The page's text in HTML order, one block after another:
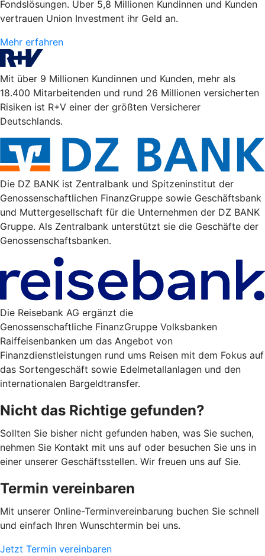
Fondslösungen. Über 5,8 Millionen Kundinnen und Kunden
vertrauen Union Investment ihr Geld an.
Mehr erfahren
Mit über 9 Millionen Kundinnen und Kunden, mehr als
18.400 Mitarbeitenden und rund 26 Millionen versicherten
Risiken ist R+V einer der größten Versicherer
Deutschlands.
Die DZ BANK ist Zentralbank und Spitzeninstitut der
Genossenschaftlichen FinanzGruppe sowie Geschäftsbank
und Muttergesellschaft für die Unternehmen der DZ BANK
Gruppe. Als Zentralbank unterstützt sie die Geschäfte der
Genossenschaftsbanken.
Die Reisebank AG ergänzt die
Genossenschaftliche FinanzGruppe Volksbanken
Raiffeisenbanken um das Angebot von
Finanzdienstleistungen rund ums Reisen mit dem Fokus auf
das Sortengeschäft sowie Edelmetallanlagen und den
internationalen Bargeldtransfer.
Nicht das Richtige gefunden?
Sollten Sie bisher nicht gefunden haben, was Sie suchen,
nehmen Sie Kontakt mit uns auf oder besuchen Sie uns in
einer unserer Geschäftsstellen. Wir freuen uns auf Sie.
Termin vereinbaren
Mit unserer Online-Terminvereinbarung buchen Sie schnell
und einfach Ihren Wunschtermin bei uns.
Jetzt Termin vereinbaren